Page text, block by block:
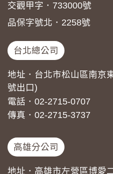
交觀甲字．733000號
品保字號北．2258號
台北總公司
地址．台北市松山區南京
號出口)
電話．02-2715-0707
傳真．02-2715-3737
高雄分公司
地址．高雄市左營區博愛